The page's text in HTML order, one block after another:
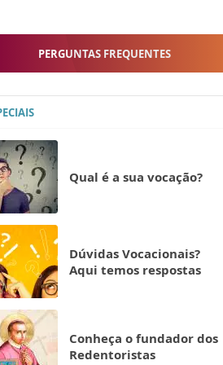
PERGUNTAS FREQUENTES
Qual é a sua vocação?
Dúvidas Vocacionais?
Aqui temos respostas
Conheça o fundador dos
Redentoristas